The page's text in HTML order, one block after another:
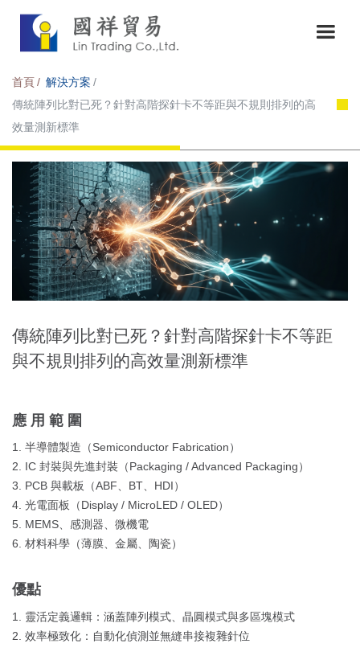
首頁
解決方案
傳統陣列比對已死？針對高階探針卡不等距與不規則排列的高
效量測新標準
傳統陣列比對已死？針對高階探針卡不等距
與不規則排列的高效量測新標準
應用範圍
1. 半導體製造（Semiconductor Fabrication）
2. IC 封裝與先進封裝（Packaging / Advanced Packaging）
3. PCB 與載板（ABF、BT、HDI）
4. 光電面板（Display / MicroLED / OLED）
5. MEMS、感測器、微機電
6. 材料科學（薄膜、金屬、陶瓷）
優點
1. 靈活定義邏輯：涵蓋陣列模式、晶圓模式與多區塊模式
2. 效率極致化：自動化偵測並無縫串接複雜針位